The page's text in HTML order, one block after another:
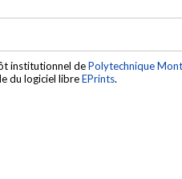
institutionnel dePolytechnique
du logiciel libreEPrints.